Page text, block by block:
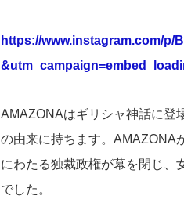
https://www.instagram.com/p/
AMAZONAはギリシャ神話に登
の由来に持ちます。AMAZONA
にわたる独裁政権が幕を閉じ、
でした。